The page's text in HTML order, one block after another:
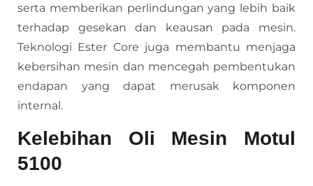
serta memberikan perlindungan yang lebih baik
terhadap gesekan dan keausan pada mesin.
Teknologi Ester Core juga membantu menjaga
kebersihan mesin dan mencegah pembentukan
endapan yang dapat merusak komponen
internal.
Kelebihan Oli Mesin Motul
5100